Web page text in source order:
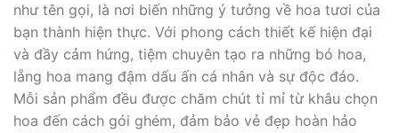
như tên gọi, là nơi biến những ý tưởng về hoa tươi của
bạn thành hiện thực. Với phong cách thiết kế hiện đại
và đầy cảm hứng, tiệm chuyên tạo ra những bó hoa,
lẵng hoa mang đậm dấu ấn cá nhân và sự độc đáo.
Mỗi sản phẩm đều được chăm chút tỉ mỉ từ khâu chọn
hoa đến cách gói ghém, đảm bảo vẻ đẹp hoàn hảo